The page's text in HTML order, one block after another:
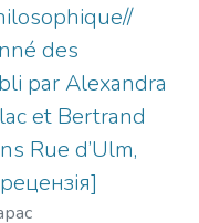
des
par Alexandra
et Bertrand
Rue d’Ulm,